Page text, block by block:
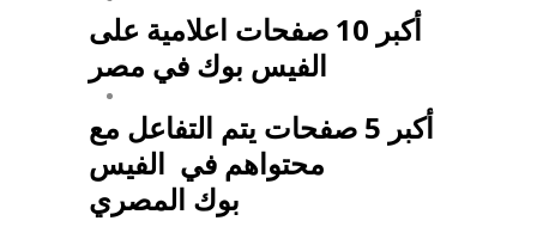
أكبر 10 صفحات اعلامية على
الفيس بوك في مصر
أكبر 5 صفحات يتم التفاعل مع
محتواهم في الفيس
بوك المصري